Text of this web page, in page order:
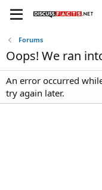
Forums
Oops! We ran
An error occurred
try again later.